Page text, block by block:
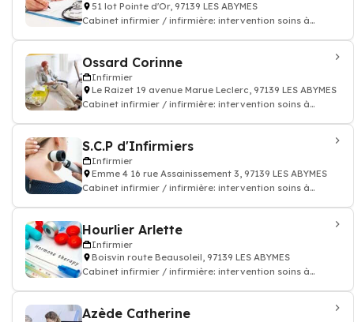
51 lot Pointe d'Or, 97139 LES ABYMES
Cabinet infirmier / infirmière: intervention soins à
Ossard Corinne
Infirmier
Le Raizet 19 avenue Marue Leclerc, 97139 LES ABYMES
Cabinet infirmier / infirmière: intervention soins à
S.C.P d'Infirmiers
Infirmier
Emme 4 16 rue Assainissement 3, 97139 LES ABYMES
Cabinet infirmier / infirmière: intervention soins à
Hourlier Arlette
Infirmier
Boisvin route Beausoleil, 97139 LES ABYMES
Cabinet infirmier / infirmière: intervention soins à
Azède Catherine